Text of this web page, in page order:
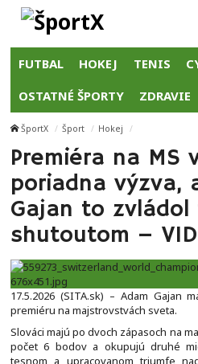
FUTBAL HOKEJ TENIS
OSTATNÉ ŠPORTY ZDRAVIE
ŠportX Šport Hokej
Premiéra na MS
poriadna výzva,
Gajan to
shutoutom –
17.5.2026 (SITA.sk) – Adam Gajan
premiéru na majstrovstvách sveta.
Slováci majú po dvoch zápasoch na
počet 6 bodov a okupujú druhé
tesnom a upracovanom triumfe